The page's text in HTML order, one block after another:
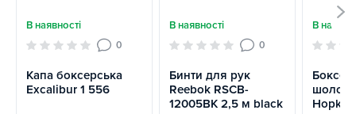
В наявності
0
Капа боксерська
Excalibur 1 556
В наявності
0
Бинти для рук
Reebok RSCB-
12005BK 2,5 м black
В
шолом